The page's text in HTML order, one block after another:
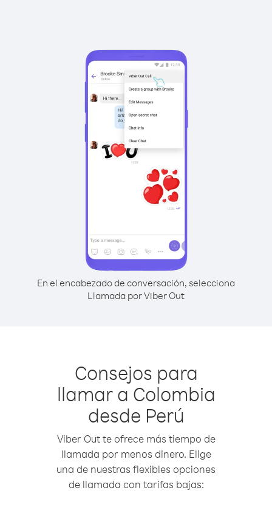
En el encabezado de conversación, selecciona
Llamada por Viber Out
Consejos para
llamar a Colombia
desde Perú
Viber Out te ofrece más tiempo de
llamada por menos dinero. Elige
una de nuestras flexibles opciones
de llamada con tarifas bajas: